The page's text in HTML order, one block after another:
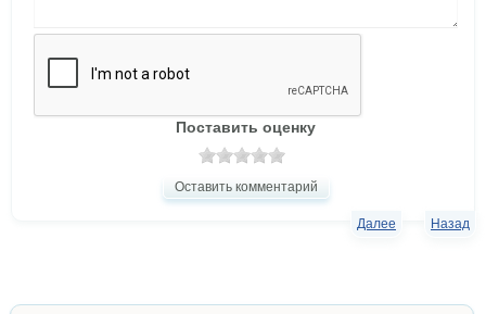
Поставить оценку
Оставить комментарий
Назад
Далее